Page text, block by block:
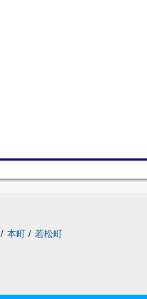
/ 本町 / 若松町